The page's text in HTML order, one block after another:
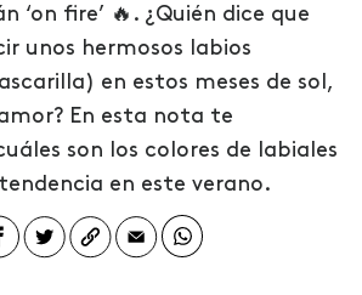
‘on fire’ 🔥. ¿Quién dice que
unos hermosos labios
en estos meses de sol,
En esta nota te
son los colores de labiales
en este verano.